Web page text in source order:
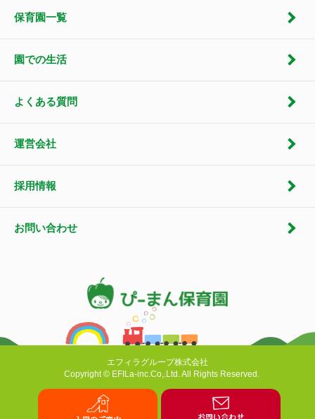
保育園一覧
園での生活
よくある質問
運営会社
採用情報
お問い合わせ
エフィラグループ株式会社
Copyright © EFILa-inc.Co,.Ltd. All Rights Reserved.